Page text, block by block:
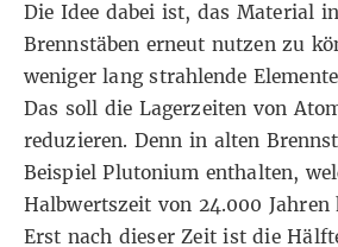
Die Idee dabei ist, das Material
Brennstäben erneut nutzen zu
weniger lang strahlende
Das soll die Lagerzeiten von
reduzieren. Denn in alten
BeispielPlutonium enthalten,
Halbwertszeit von 24.000 Jahren
Erst nach dieser Zeit ist die